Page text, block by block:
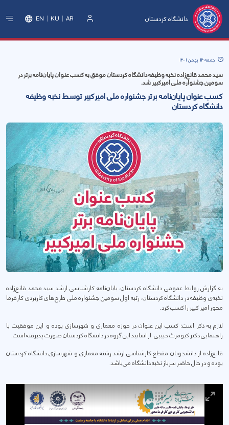
دانشگاه کردستان EN KU AR
جمعه 14 بهمن 1401
سید محمد قانع‌زاده نخبه وظیفه دانشگاه کردستان موفق به کسب عنوان پایان‌نامه برتر در
سومین جشنواره ملی امیرکبیر شد.
کسب عنوان پایان‌نامه برتر جشنواره ملی امیرکبیر توسط نخبه وظیفه
دانشگاه کردستان
به گزارش روابط عمومی دانشگاه کردستان، پایان‌نامه کارشناسی ارشد سید محمد قانع‌زاده
نخبه‌ی وظیفه در دانشگاه کردستان، رتبه اول سومین جشنواره ملی طرح‌های کاربردی کارفرما
محور امیر کبیر را کسب کرد.
لازم به ذکر است؛ کسب این عنوان در حوزه معماری و شهرسازی بوده و این موفقیت با
راهنمایی دکتر کیومرث حبیبی، از اساتید این گروه در دانشگاه کردستان صورت پذیرفته است.
قانع‌زاده از دانشجویان مقطع کارشناسی ارشد رشته معماری و شهرسازی دانشگاه کردستان
بوده و در حال حاضر سرباز نخبه دانشگاه می‌باشد.
1
/
1